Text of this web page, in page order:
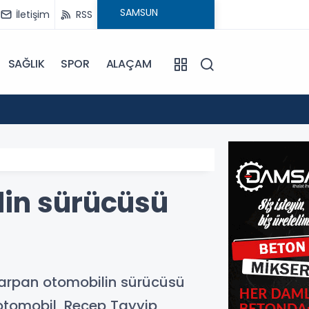
İletişim RSS
SAĞLIK SPOR ALAÇAM
sürücüsü
otomobilin sürücüsü